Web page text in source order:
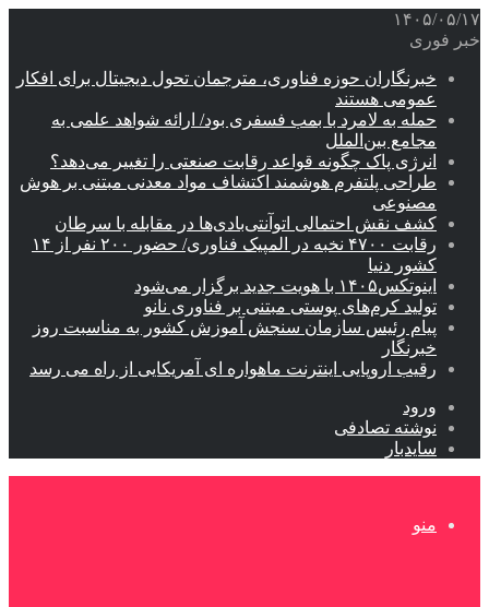
۱۴۰۵/۰۵/۱۷
خبر فوری
خبرنگاران حوزه فناوری، مترجمان تحول دیجیتال برای افکار
عمومی هستند
حمله به لامرد با بمب فسفری بود/ ارائه شواهد علمی به
مجامع بین‌الملل
انرژی پاک چگونه قواعد رقابت صنعتی را تغییر می‌دهد؟
طراحی پلتفرم هوشمند اکتشاف مواد معدنی مبتنی بر هوش
مصنوعی
کشف نقش احتمالی اتوآنتی‌بادی‌ها در مقابله با سرطان
رقابت ۴۷۰۰ نخبه در المپیک فناوری/ حضور ۲۰۰ نفر از ۱۴
کشور دنیا
اینوتکس۱۴۰۵ با هویت جدید برگزار می‌شود
تولید کرم‌های پوستی مبتنی بر فناوری نانو
پیام رئیس سازمان سنجش آموزش کشور به مناسبت روز
خبرنگار
رقیب اروپایی اینترنت ماهواره ای آمریکایی از راه می رسد
ورود
نوشته تصادفی
سایدبار
منو